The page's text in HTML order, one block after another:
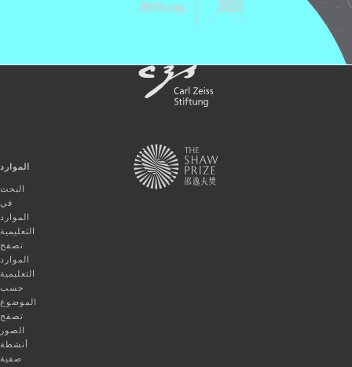
الموارد
البحث
في
الموارد
التعليمية
تصفح
الموارد
التعليمية
حسب
الموضوع
تصفح
الصور
أنشطة
صفية